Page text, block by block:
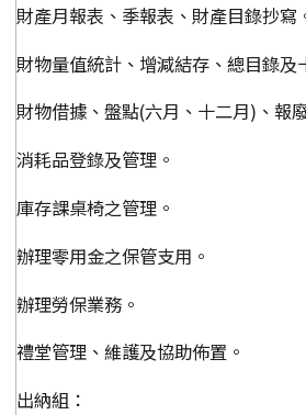
財產月報表、季報表、財產目錄抄寫
財物量值統計、增減結存、總目錄及
財物借據、盤點(六月、十二月)、報
消耗品登錄及管理。
庫存課桌椅之管理。
辦理零用金之保管支用。
辦理勞保業務。
禮堂管理、維護及協助佈置。
出納組：